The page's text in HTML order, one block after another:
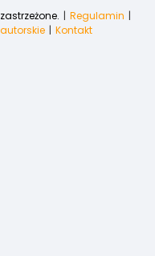
Regulamin
Kontakt